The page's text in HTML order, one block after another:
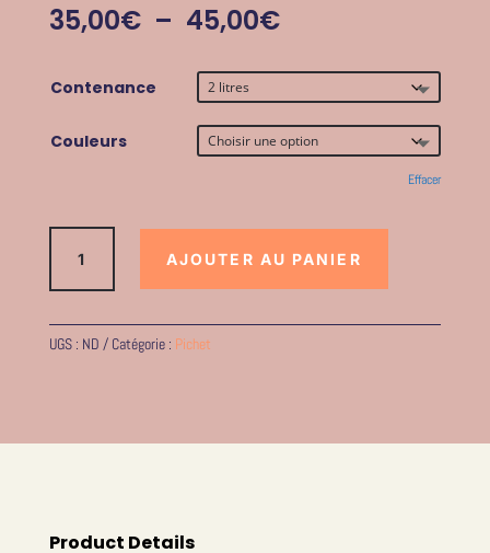
35,00€ – 45,00€Plage
prix :
35,00€
à
Contenance
Couleurs
Effacer
Pichet
grès
AJOUTER AU PANIER
UGS : ND Catégorie : Pichet
Product Details